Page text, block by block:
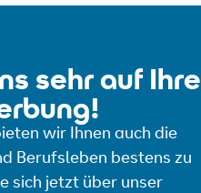
sehr auf Ihre
wir Ihnen auch die
Berufsleben bestens zu
sich jetzt über unser